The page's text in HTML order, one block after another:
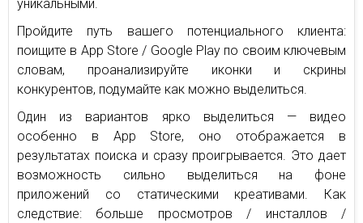
уникальными.
Пройдите путь вашего потенциального клиента:
поищите в App Store / Google Play по своим ключевым
словам, проанализируйте иконки и скрины
конкурентов, подумайте как можно выделиться.
Один из вариантов ярко выделиться — видео
особенно в App Store, оно отображается в
результатах поиска и сразу проигрывается. Это дает
возможность сильно выделиться на фоне
приложений со статическими креативами. Как
следствие: больше просмотров / инсталлов /